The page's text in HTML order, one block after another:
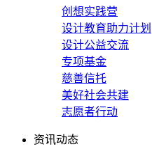
创想实践营
设计教育助力计划
设计公益交流
专项基金
慈善信托
美好社会共建
志愿者行动
资讯动态